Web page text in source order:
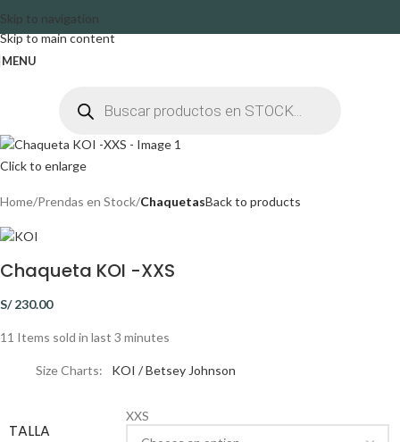
Skip to navigation
Skip to main content
MENU
Click to enlarge
Home Prendas en Stock ChaquetasBack to products
Chaqueta KOI -XXS
S/230.00
11 Items sold in last 3 minutes
Size Charts KOI / Betsey Johnson
TALLA
XXS